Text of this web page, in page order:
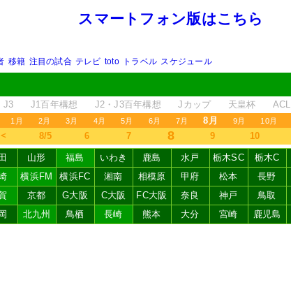
スマートフォン版はこちら
移籍 注目の試合 テレビ toto トラベル スケジュール
J3 J1百年構想 J2・J3百年構想 Jカップ 天皇杯 ACL
1月 2月 3月 4月 5月 6月 7月 8月 9月 10月
＜ 8/5 6 7 8 9 10
山形 福島 いわき 鹿島 水戸 栃木SC 栃木C
横浜FM 横浜FC 湘南 相模原 甲府 松本 長野
京都 G大阪 C大阪 FC大阪 奈良 神戸 鳥取
北九州 鳥栖 長崎 熊本 大分 宮崎 鹿児島